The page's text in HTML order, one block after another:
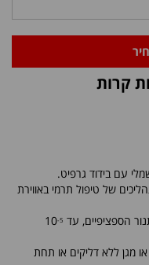
קרות
עם בידוד גרפיט.
של טיפול תרמי באווירת
הספציפיים, עד 10 -5
מגן ללא דליקים או תחת